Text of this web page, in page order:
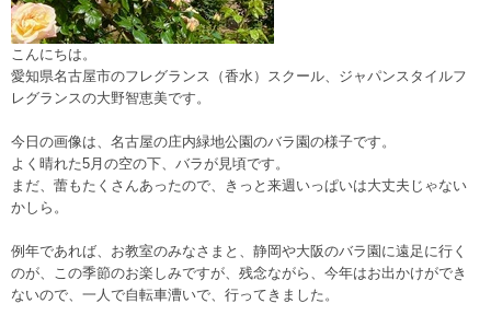
こんにちは。
愛知県名古屋市のフレグランス（香水）スクール、ジャパンスタイルフ
レグランスの大野智恵美です。
今日の画像は、名古屋の庄内緑地公園のバラ園の様子です。
よく晴れた5月の空の下、バラが見頃です。
まだ、蕾もたくさんあったので、きっと来週いっぱいは大丈夫じゃない
かしら。
例年であれば、お教室のみなさまと、静岡や大阪のバラ園に遠足に行く
のが、この季節のお楽しみですが、残念ながら、今年はお出かけができ
ないので、一人で自転車漕いで、行ってきました。